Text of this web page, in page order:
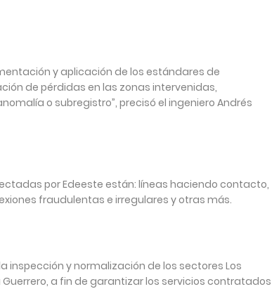
y aplicación de los estándares de
de pérdidas en las zonas intervenidas,
o subregistro”, precisó el ingeniero Andrés
por Edeeste están: líneas haciendo contacto,
fraudulentas e irregulares y otras más.
inspección y normalización de los sectores Los
Guerrero, a fin de garantizar los servicios contratados